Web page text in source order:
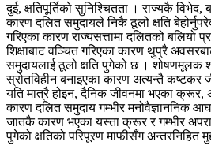
दुई, क्षतिपूर्तिको सुनिश्चितता । राज्यकै
कारण दलित समुदायले निकै ठूलो क्षति
गरिएका कारण राज्यसत्तामा दलितको बलियो
शिक्षाबाट वञ्चित गरिएका कारण थुप्रै
समुदायलाई ठूलो क्षति पुगेको छ । शोषणमूलक
स्रोतविहीन बनाइएका कारण अत्यन्तै कष्टकर
यति मात्रै होइन, दैनिक जीवनमा भएका क्रूर,
कारण दलित समुदाय गम्भीर मनोवैज्ञाननिक
जातकै कारण भएका यस्ता क्रूर र गम्भीर
पुगेको क्षतिको परिपूरण माफीसँग अन्तरनिहित